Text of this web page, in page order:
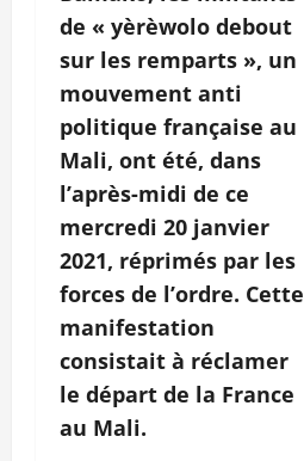
de « yèrèwolo debout
sur les remparts », un
mouvement anti
politique française au
Mali, ont été, dans
l’après-midi de ce
mercredi 20 janvier
2021, réprimés par les
forces de l’ordre. Cette
manifestation
consistait à réclamer
le départ de la France
au Mali.